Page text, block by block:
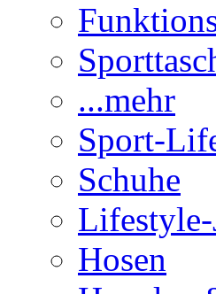
...mehr
Sport-
Schuhe
Lifestyle-
Hosen